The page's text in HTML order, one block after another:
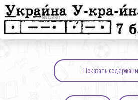
Показать